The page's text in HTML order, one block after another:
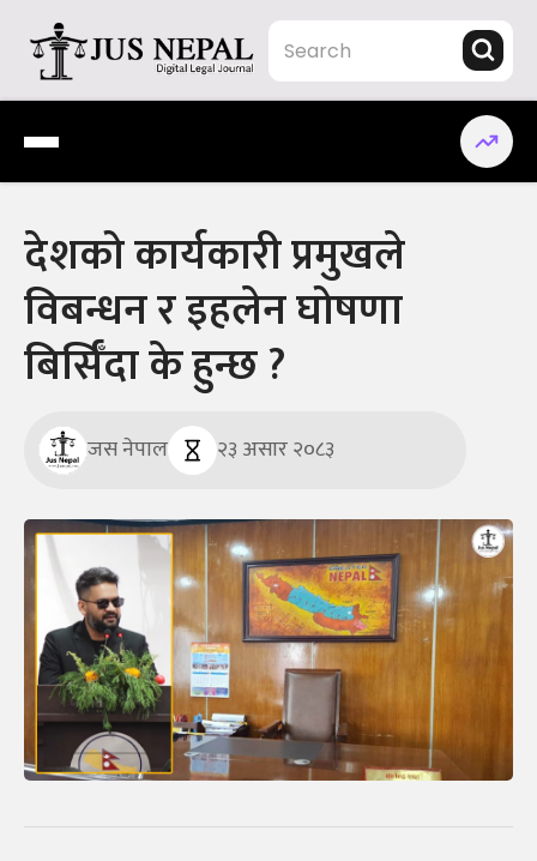
content
Jus Nepal | www.jusnepal.com
Digital Legal Journal
देशको कार्यकारी प्रमुखले
विबन्धन र इहलेन घोषणा
बिर्सिँदा के हुन्छ ?
जस नेपाल २३ असार २०८३